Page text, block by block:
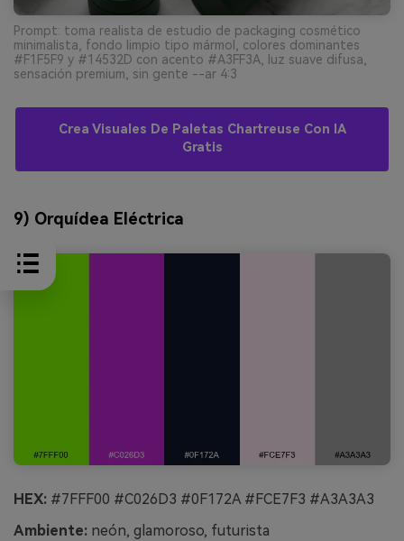
Prompt: toma realista de estudio de packaging cosmético
minimalista, fondo limpio tipo mármol, colores dominantes
#F1F5F9 y #14532D con acento #A3FF3A, luz suave difusa,
sensación premium, sin gente --ar 4:3
Crea Visuales De Paletas Chartreuse Con IA
Gratis
9) Orquídea Eléctrica
HEX: #7FFF00 #C026D3 #0F172A #FCE7F3 #A3A3A3
Ambiente: neón, glamoroso, futurista